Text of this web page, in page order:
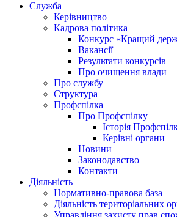
Служба
Керівництво
Кадрова політика
Конкурс «Кращий
Вакансії
Результати конкурсів
Про очищення влади
Про службу
Структура
Профспілка
Про Профспілку
Історія
Керівні органи
Новини
Законодавство
Контакти
Діяльність
Нормативно-правова база
Діяльність територіальних
Управління захисту прав